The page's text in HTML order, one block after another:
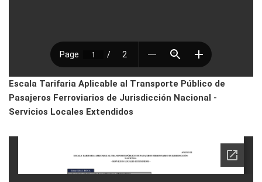
Escala Tarifaria Aplicable al Transporte Público de
Pasajeros Ferroviarios de Jurisdicción Nacional -
Servicios Locales Extendidos